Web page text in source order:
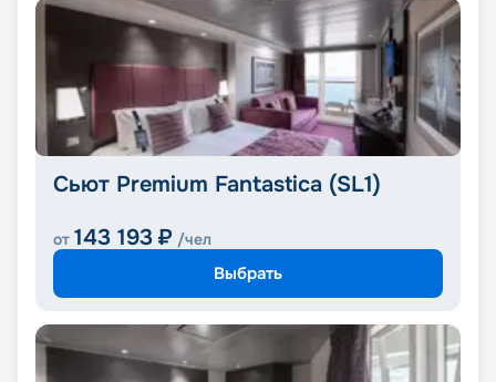
Сьют Premium Fantastica (SL1)
от 143 193 ₽ /чел
Выбрать